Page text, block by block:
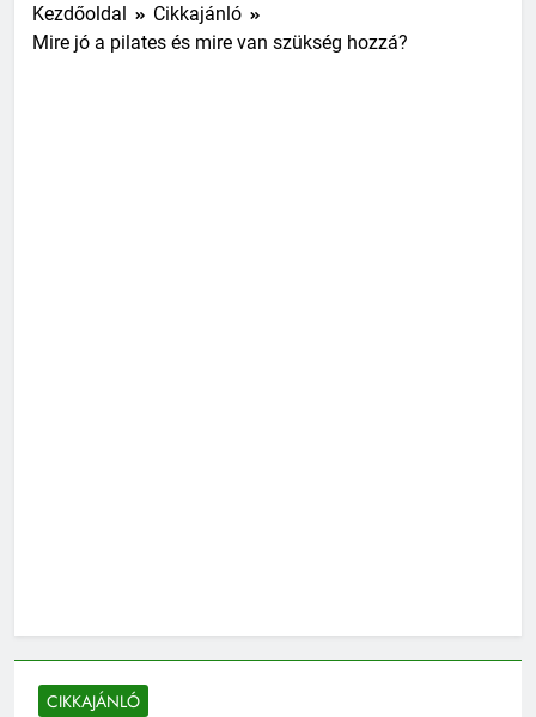
Kezdőoldal
Cikkajánló
Mire jó a pilates és mire van szükség hozzá?
CIKKAJÁNLÓ